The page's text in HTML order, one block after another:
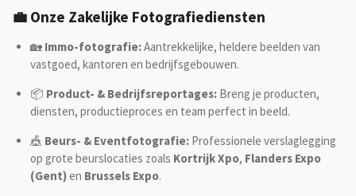
💼 Onze Zakelijke Fotografiediensten
🏡 Immo-fotografie:Aantrekkelijke, heldere beelden van
vastgoed, kantoren en bedrijfsgebouwen.
📦 Product- & Bedrijfsreportages:Breng je producten,
diensten, productieproces en team perfect in beeld.
🎪 Beurs- & Eventfotografie:Professionele verslaglegging
op grote beurslocaties zoals Kortrijk Xpo, Flanders Expo
(Gent)en Brussels Expo.